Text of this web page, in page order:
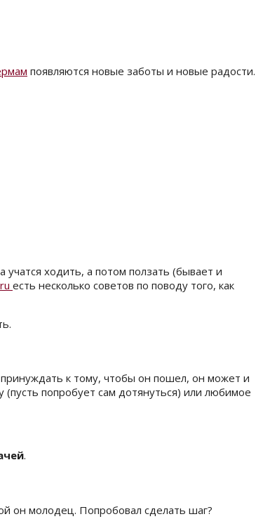
появляются новые заботы и новые радости.
ходить, а потом ползать (бывает и
есть несколько советов по поводу того, как
к тому, чтобы он пошел, он может и
попробует сам дотянуться) или любимое
.
он молодец. Попробовал сделать шаг?